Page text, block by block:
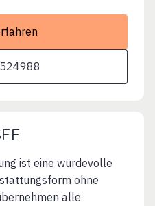
ist eine würdevolle
ohne
alle